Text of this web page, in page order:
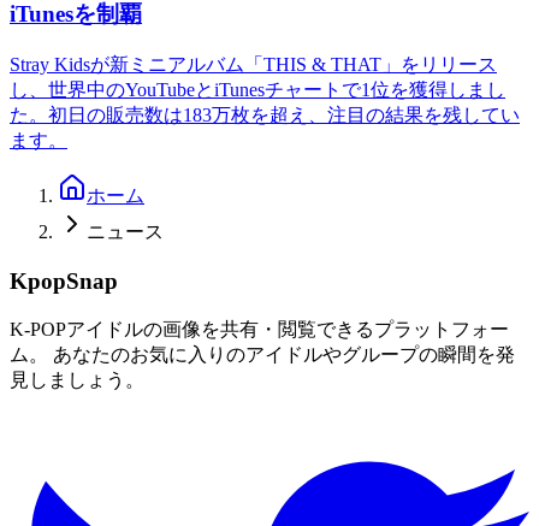
iTunesを制覇
Stray Kidsが新ミニアルバム「THIS & THAT」をリリース
し、世界中のYouTubeとiTunesチャートで1位を獲得しまし
た。初日の販売数は183万枚を超え、注目の結果を残してい
ます。
ホーム
ニュース
KpopSnap
K-POPアイドルの画像を共有・閲覧できるプラットフォー
ム。 あなたのお気に入りのアイドルやグループの瞬間を発
見しましょう。